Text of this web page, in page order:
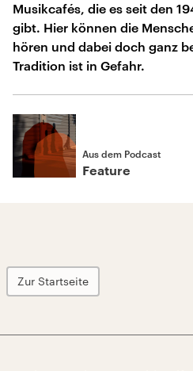
Musikcafés, die es seit den
gibt. Hier können die
hören und dabei doch ganz
Tradition ist in Gefahr.
Aus dem Podcast
Feature
Zur Startseite